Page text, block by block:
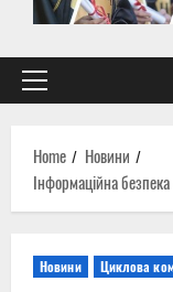
Primary
Home
Новини
Інформаційна безпека
Новини Циклова